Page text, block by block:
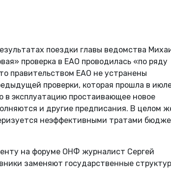
поездки главы ведомства
проверка в ЕАО проводилась «по ряду
правительством ЕАО не устранены
проверки, которая прошла в
в эксплуатацию простаивающее новое
и другие предписания. В целом
неэффективными тратами
на форуме ОНФ журналист Сергей
заменяют государственные